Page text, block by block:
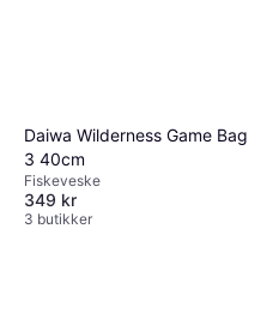
Daiwa Wilderness Game Bag
3 40cm
Fiskeveske
349 kr
3 butikker